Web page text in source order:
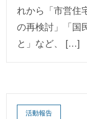
れから「市営住
の再検討」「国
と」など、 […]
活動報告